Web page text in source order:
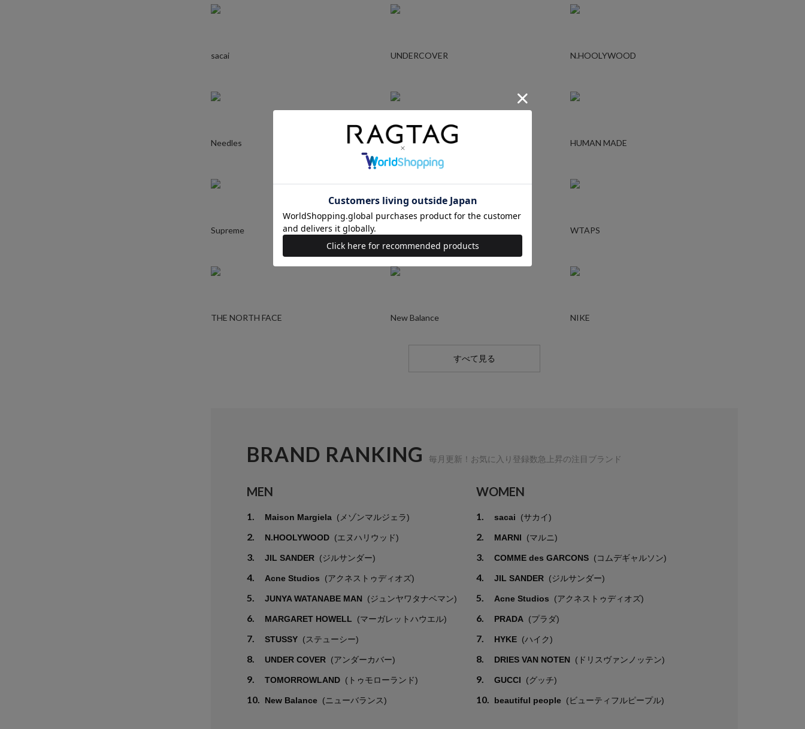
sacai UNDERCOVER N.HOOLYWOOD
Needles Ralph Lauren HUMAN MADE
Supreme WTAPS
THE NORTH FACE New Balance NIKE
すべて見る
BRAND RANKING 毎月更新！お気に入り登録数急上昇の注目ブランド
MEN
1. Maison Margiela (メゾンマルジェラ)
2. N.HOOLYWOOD (エヌハリウッド)
3. JIL SANDER (ジルサンダー)
4. Acne Studios (アクネストゥディオズ)
5. JUNYA WATANABE MAN (ジュンヤワタナベマン)
6. MARGARET HOWELL (マーガレットハウエル)
7. STUSSY (ステューシー)
8. UNDER COVER (アンダーカバー)
9. TOMORROWLAND (トゥモローランド)
10. New Balance (ニューバランス)
WOMEN
1. sacai (サカイ)
2. MARNI (マルニ)
3. COMME des GARCONS (コムデギャルソン)
4. JIL SANDER (ジルサンダー)
5. Acne Studios (アクネストゥディオズ)
6. PRADA (プラダ)
7. HYKE (ハイク)
8. DRIES VAN NOTEN (ドリスヴァンノッテン)
9. GUCCI (グッチ)
10. beautiful people (ビューティフルピープル)